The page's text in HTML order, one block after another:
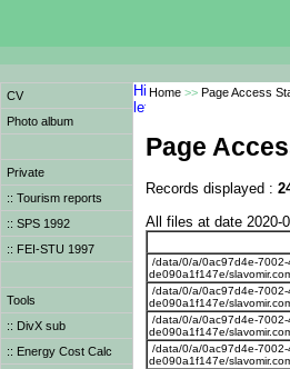
CV
Photo album
Private
:: Tourism reports
:: SPS 1992
:: FEI-STU 1997
Tools
:: DivX sub
:: Energy Cost Calc
Home >> Page Access
Page
Records displayed :
All files at date 2020-
/data/0/a/0ac97d4e-
de090a1f147e/
/data/0/a/0ac97d4e-
de090a1f147e/
/data/0/a/0ac97d4e-
de090a1f147e/
/data/0/a/0ac97d4e-
de090a1f147e/